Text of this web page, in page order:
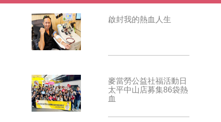
啟封我的熱血人生
麥當勞公益社福活動日
太平中山店募集86袋熱
血